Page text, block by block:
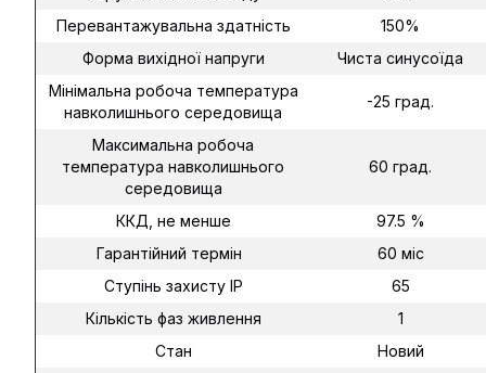
Перевантажувальна здатність
150%
Форма вихідної напруги
Чиста синусоїда
Мінімальна робоча температура
навколишнього середовища
-25 град.
Максимальна робоча
температура навколишнього
середовища
60 град.
ККД, не менше
97.5 %
Гарантійний термін
60 міс
Ступінь захисту IP
65
Кількість фаз живлення
1
Стан
Новий